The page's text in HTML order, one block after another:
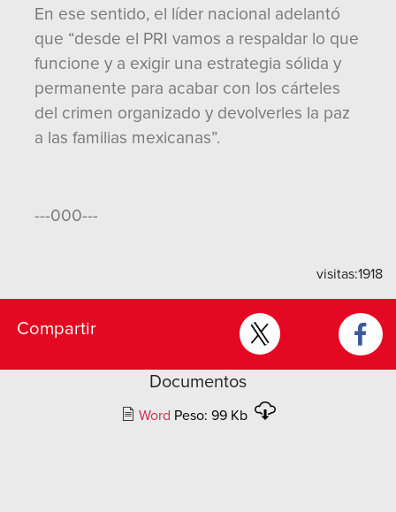
En ese sentido, el líder nacional adelantó
que “desde el PRI vamos a respaldar lo que
funcione y a exigir una estrategia sólida y
permanente para acabar con los cárteles
del crimen organizado y devolverles la paz
a las familias mexicanas”.
---000---
visitas:1918
Compartir
Documentos
Word Peso: 99 Kb